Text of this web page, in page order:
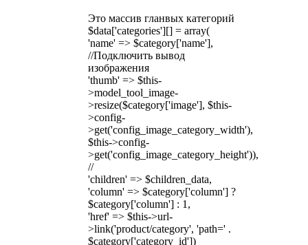
Это массив гланвых категорий
$data['categories'][] = array(
'name' => $category['name'],
//Подключить вывод
изображения
'thumb' => $this-
>model_tool_image-
>resize($category['image'], $this-
>config-
>get('config_image_category_width'),
$this->config-
>get('config_image_category_height')),
//
'children' => $children_data,
'column' => $category['column'] ?
$category['column'] : 1,
'href' => $this->url-
>link('product/category', 'path=' .
$category['category_id'])